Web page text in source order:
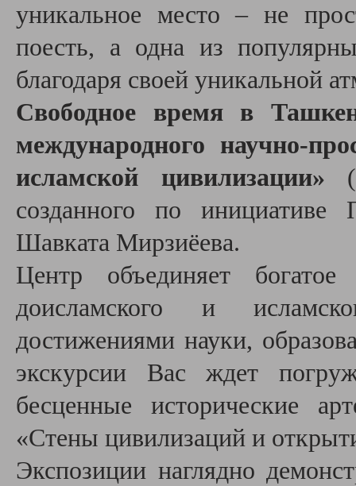
уникальное место – не
поесть, а одна из
благодаря своей уникальной
Свободное время в
международного научно-
исламской цивилизации»
созданного по инициативе
Шавката Мирзиёева.
Центр объединяет богатое
доисламского и
достижениями науки,
экскурсии Вас ждет
бесценные исторические
«Стены цивилизаций и
Экспозиции наглядно